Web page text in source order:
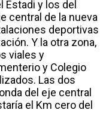
Estadi y los del
central de la nueva
deportivas
Y la otra zona,
viales y
y Colegio
Las dos
del eje central
el Km cero del